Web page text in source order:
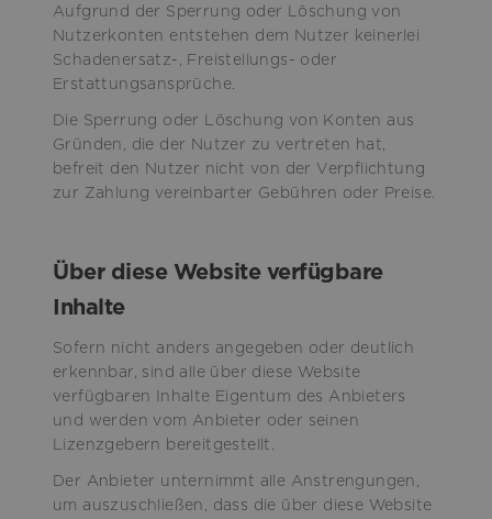
Aufgrund der Sperrung oder Löschung von
Nutzerkonten entstehen dem Nutzer keinerlei
Schadenersatz-, Freistellungs- oder
Erstattungsansprüche.
Die Sperrung oder Löschung von Konten aus
Gründen, die der Nutzer zu vertreten hat,
befreit den Nutzer nicht von der Verpflichtung
zur Zahlung vereinbarter Gebühren oder Preise.
Über diese Website verfügbare
Inhalte
Sofern nicht anders angegeben oder deutlich
erkennbar, sind alle über diese Website
verfügbaren Inhalte Eigentum des Anbieters
und werden vom Anbieter oder seinen
Lizenzgebern bereitgestellt.
Der Anbieter unternimmt alle Anstrengungen,
um auszuschließen, dass die über diese Website